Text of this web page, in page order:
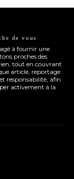
de vous
à fournir une
proches des
tout en couvrant
article, reportage
responsabilité, afin
activement à la